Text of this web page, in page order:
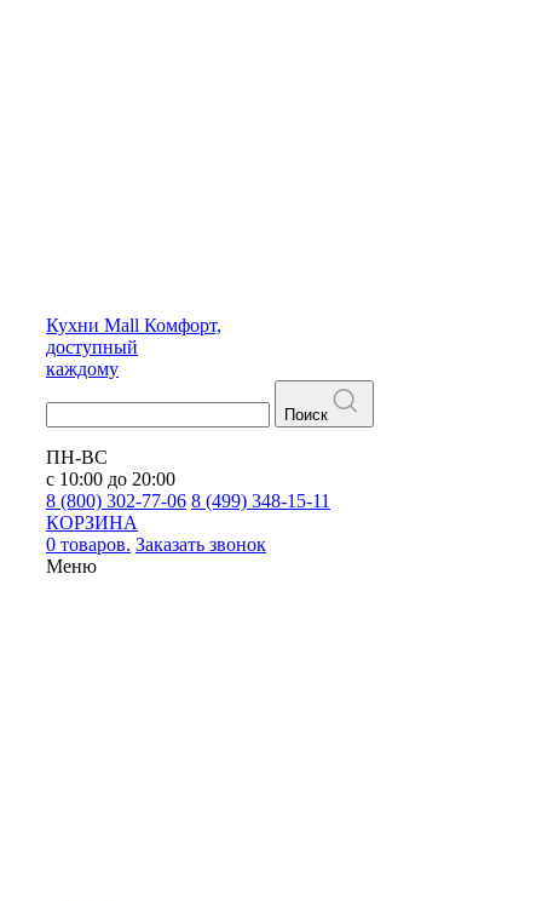
Кухни Mall Комфорт,
доступный
каждому
Поиск
ПН-ВС
с 10:00 до 20:00
8 (800) 302-77-06 8 (499) 348-15-11
КОРЗИНА
0 товаров. Заказать звонок
Меню